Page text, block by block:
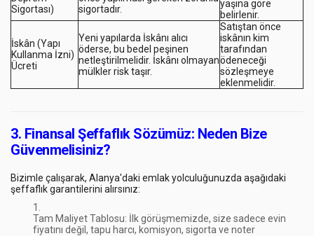
Sigortası)
sigortadır.
yaşına göre
belirlenir.
İskân (Yapı
Kullanma İzni)
Ücreti
Yeni yapılarda İskânı alıcı
öderse, bu bedel peşinen
netleştirilmelidir. İskânı olmayan
mülkler risk taşır.
Satıştan önce
iskânın kim
tarafından
ödeneceği
sözleşmeye
eklenmelidir.
3. Finansal Şeffaflık Sözümüz: Neden Bize
Güvenmelisiniz?
Bizimle çalışarak, Alanya'daki emlak yolculuğunuzda aşağıdaki
şeffaflık garantilerini alırsınız:
Tam Maliyet Tablosu: İlk görüşmemizde, size sadece evin
fiyatını değil, tapu harcı, komisyon, sigorta ve noter